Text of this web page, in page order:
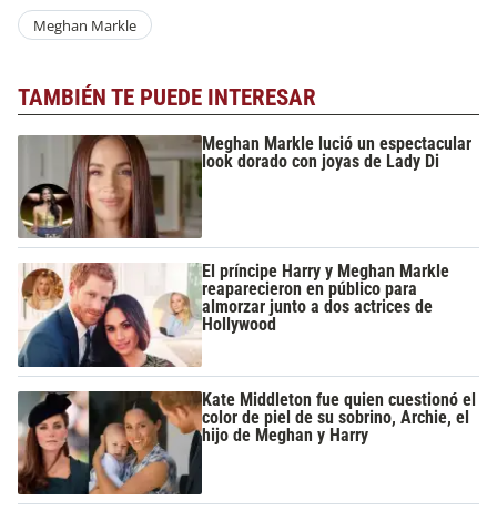
Meghan Markle
TAMBIÉN TE PUEDE INTERESAR
Meghan Markle lució un espectacular
look dorado con joyas de Lady Di
El príncipe Harry y Meghan Markle
reaparecieron en público para
almorzar junto a dos actrices de
Hollywood
Kate Middleton fue quien cuestionó el
color de piel de su sobrino, Archie, el
hijo de Meghan y Harry